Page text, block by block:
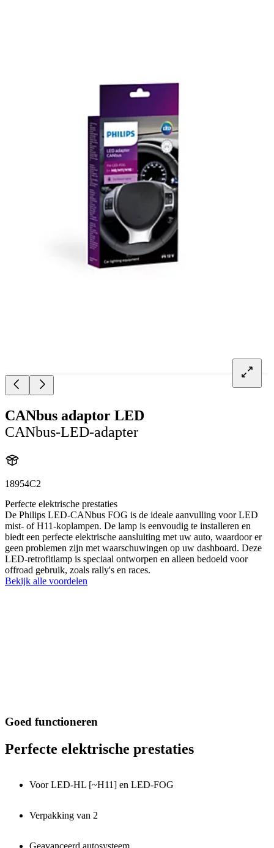
CANbus adaptor LED
CANbus-LED-adapter
18954C2
Perfecte elektrische prestaties
De Philips LED-CANbus FOG is de ideale aanvulling voor LED
mist- of H11-koplampen. De lamp is eenvoudig te installeren en
biedt een perfecte elektrische aansluiting met uw auto, waardoor er
geen problemen zijn met waarschuwingen op uw dashboard. Deze
LED-retrofitlamp is speciaal ontworpen en alleen bedoeld voor
offroad gebruik, zoals rally's en races.
Bekijk alle voordelen
Goed functioneren
Perfecte elektrische prestaties
Voor LED-HL [~H11] en LED-FOG
Verpakking van 2
Geavanceerd autosysteem